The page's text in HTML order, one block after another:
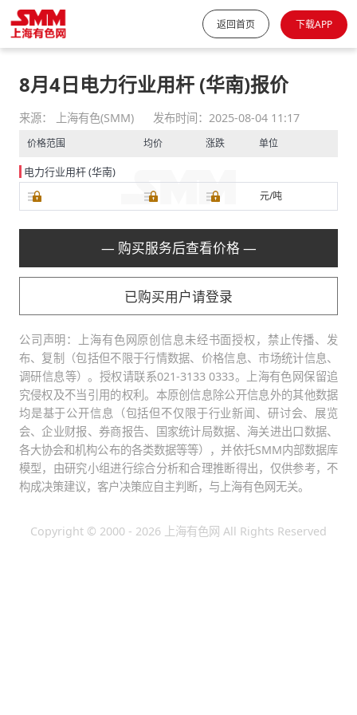
返回首页 下载APP
8月4日电力行业用杆 (华南)报价
来源： 上海有色(SMM) 发布时间：2025-08-04 11:17
价格范围 均价 涨跌 单位
电力行业用杆 (华南)
元/吨
— 购买服务后查看价格 —
已购买用户请登录
公司声明：上海有色网原创信息未经书面授权，禁止传播、发
布、复制（包括但不限于行情数据、价格信息、市场统计信息、
调研信息等）。授权请联系021-3133 0333。上海有色网保留追
究侵权及不当引用的权利。本原创信息除公开信息外的其他数据
均是基于公开信息（包括但不仅限于行业新闻、研讨会、展览
会、企业财报、券商报告、国家统计局数据、海关进出口数据、
各大协会和机构公布的各类数据等等），并依托SMM内部数据库
模型，由研究小组进行综合分析和合理推断得出，仅供参考，不
构成决策建议，客户决策应自主判断，与上海有色网无关。
Copyright © 2000 - 2026 上海有色网 All Rights Reserved